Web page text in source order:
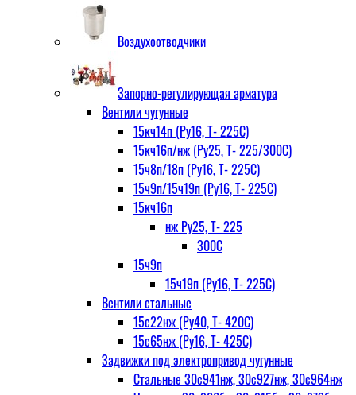
Воздухоотводчики
Запорно-регулирующая арматура
Вентили чугунные
15кч14п (Ру16, Т- 225С)
15кч16п/нж (Ру25, Т- 225/300С)
15ч8п/18п (Ру16, Т- 225С)
15ч9п/15ч19п (Ру16, Т- 225С)
15кч16п
нж Ру25, Т- 225
300С
15ч9п
15ч19п (Ру16, Т- 225С)
Вентили стальные
15с22нж (Ру40, Т- 420С)
15с65нж (Ру16, Т- 425С)
Задвижки под электропривод чугунные
Стальные 30с941нж, 30с927нж, 30с964нж